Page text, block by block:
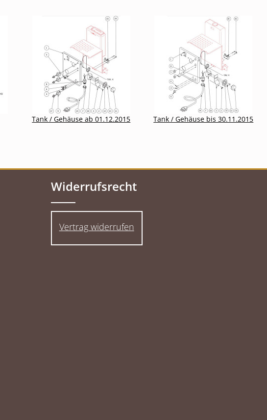
Tank / Gehäuse ab 01.12.2015 Tank / Gehäuse bis 30.11.2015
Widerrufsrecht
Vertrag widerrufen